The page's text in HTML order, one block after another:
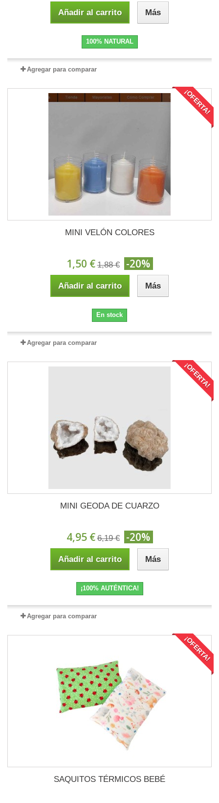
Añadir al carrito Más
100% NATURAL
Agregar para comparar
¡OFERTA!
MINI VELÓN COLORES
1,50 € 1,88 € -20%
Añadir al carrito Más
En stock
Agregar para comparar
¡OFERTA!
MINI GEODA DE CUARZO
4,95 € 6,19 € -20%
Añadir al carrito Más
¡100% AUTÉNTICA!
Agregar para comparar
¡OFERTA!
SAQUITOS TÉRMICOS BEBÉ